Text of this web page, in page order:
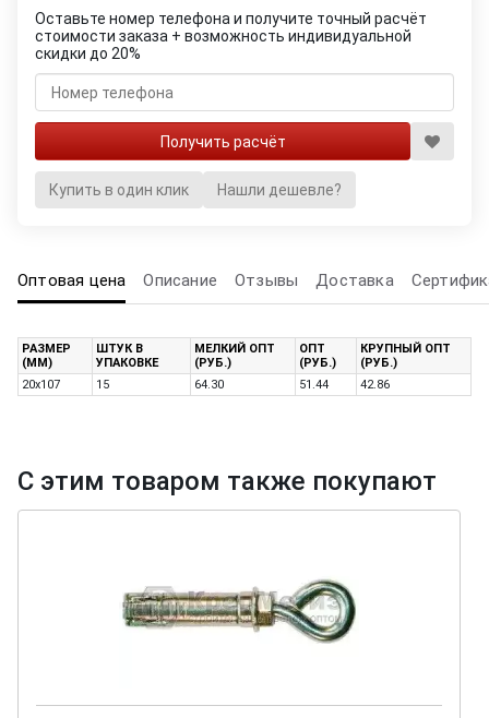
Оставьте номер телефона и получите точный расчёт
стоимости заказа + возможность индивидуальной
скидки до 20%
Купить в один клик Нашли дешевле?
Оптовая цена Описание Отзывы Доставка
РАЗМЕР
(ММ)
ШТУК В
УПАКОВКЕ
МЕЛКИЙ ОПТ
(РУБ.)
ОПТ
(РУБ.)
КРУПНЫЙ ОПТ
(РУБ.)
20х107
15 64.30 51.44 42.86
С этим товаром также покупают